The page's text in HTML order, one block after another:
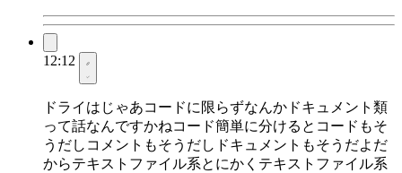
12:12
ドライはじゃあコードに限らずなんかドキュメント類
って話なんですかねコード簡単に分けるとコードもそ
うだしコメントもそうだしドキュメントもそうだよだ
からテキストファイル系とにかくテキストファイル系